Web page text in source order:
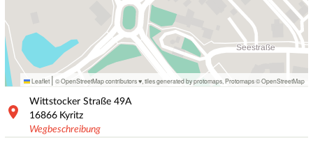
Leaflet | © OpenStreetMap contributors ♥, tiles generated by protomaps Protomaps©OpenStreetMap
Wittstocker Straße 49A
16866 Kyritz
Wegbeschreibung